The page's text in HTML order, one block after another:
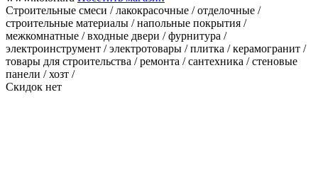
Строительные смеси / лакокрасочные / отделочные /
строительные материалы / напольные покрытия /
межкомнатные / входные двери / фурнитура /
электроинструмент / электротовары / плитка / керамогранит /
товары для строительства / ремонта / сантехника / стеновые
панели / хозт /
Скидок нет